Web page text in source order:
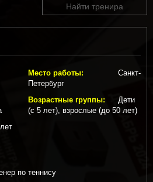
Найти тренира
Место работы:
Санкт-
Петербург
Возрастные группы:
Дети
(с 5 лет), взрослые (до 50 лет)
по теннису